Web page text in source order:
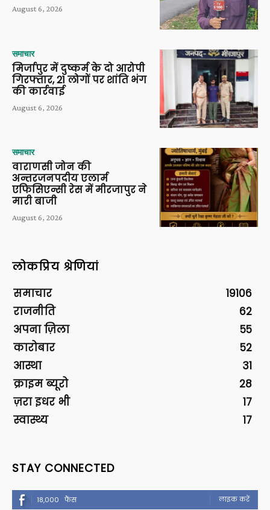
August 6, 2026
समाचार
मिर्जापुर में दुष्कर्म के दो आरोपी
गिरफ्तार, 21 लोगों पर शांति भंग
की कार्रवाई
August 6, 2026
समाचार
वाराणसी जोन की
अन्तरजनपदीय एलार्म
एफिसिएन्सी रेस में मीरजापुर ने
मारी बाजी
August 6, 2026
लोकप्रिय श्रेणियां
समाचार
19106
राजनीति
62
अपना ज़िला
55
कारोबार
52
आस्था
31
क्राइम ब्यूरो
28
ज़रा इधर भी
17
स्वास्थ्य
17
STAY CONNECTED
18,000 फैंस लाइक करें